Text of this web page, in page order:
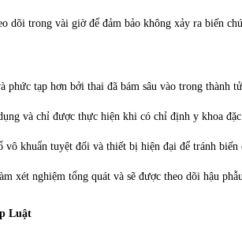
dõi trong vài giờ để đảm bảo không xảy ra biến
tạp hơn bởi thai đã bám sâu vào trong thành
và chỉ được thực hiện khi có chỉ định y khoa đặc
khuẩn tuyệt đối và thiết bị hiện đại để tránh biến
xét nghiệm tổng quát và sẽ được theo dõi hậu
Luật